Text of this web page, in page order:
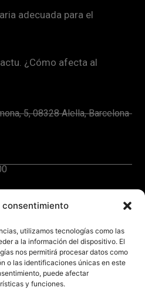
consentimiento
utilizamos tecnologías como las
a la información del dispositivo. El
nos permitirá procesar datos como
o las identificaciones únicas en este
puede afectar
y funciones.
adecuada para el
¿Cómo afecta al
5, 08328 Alella, Barcelona